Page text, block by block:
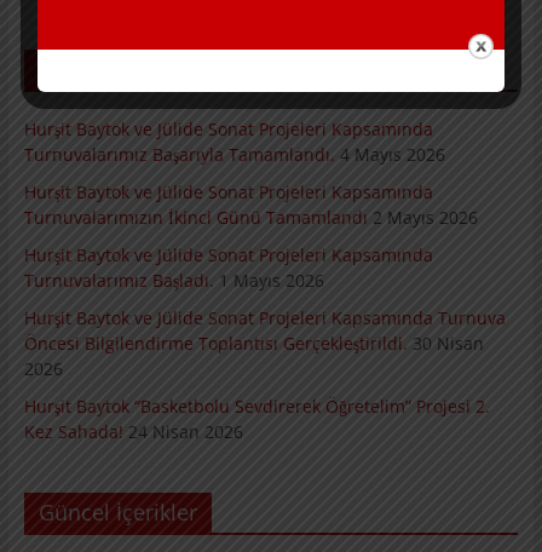
Hurşit Baytok ve Jülide Sonat Projeleri Kapsamında
Turnuvalarımız Başarıyla Tamamlandı. 4 Mayıs 2026
Hurşit Baytok ve Jülide Sonat Projeleri Kapsamında
Turnuvalarımızın İkinci Günü Tamamlandı 2 Mayıs 2026
Hurşit Baytok ve Jülide Sonat Projeleri Kapsamında
Turnuvalarımız Başladı. 1 Mayıs 2026
Hurşit Baytok ve Jülide Sonat Projeleri Kapsamında Turnuva
Öncesi Bilgilendirme Toplantısı Gerçekleştirildi. 30 Nisan
2026
Hurşit Baytok “Basketbolu Sevdirerek Öğretelim” Projesi 2.
Kez Sahada! 24 Nisan 2026
Güncel İçerikler
Nirvana Basketball Weeks
Nirvana Basketball Weeks’te 20’den fazla